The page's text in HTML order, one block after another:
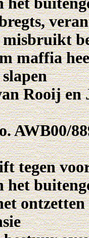
maffia
Rooij en
AWB00/
tegen
het